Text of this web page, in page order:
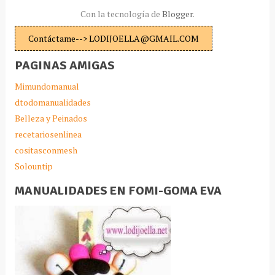
Con la tecnología de Blogger.
Contáctame--> LODIJOELLA@GMAIL.COM
PAGINAS AMIGAS
Mimundomanual
dtodomanualidades
Belleza y Peinados
recetariosenlinea
cositasconmesh
Solountip
MANUALIDADES EN FOMI-GOMA EVA